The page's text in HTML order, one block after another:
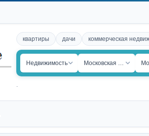
квартиры дачи коммерческая
Недвижимость Московская обл.
.